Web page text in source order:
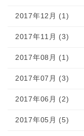
2017年12月 (1)
2017年11月 (3)
2017年08月 (1)
2017年07月 (3)
2017年06月 (2)
2017年05月 (5)